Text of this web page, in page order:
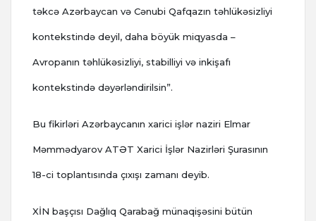
təkcə Azərbaycan və Cənubi Qafqazın təhlükəsizliyi
kontekstində deyil, daha böyük miqyasda –
Avropanın təhlükəsizliyi, stabilliyi və inkişafı
kontekstində dəyərləndirilsin”.
Bu fikirləri Azərbaycanın xarici işlər naziri Elmar
Məmmədyarov ATƏT Xarici İşlər Nazirləri Şurasının
18-ci toplantısında çıxışı zamanı deyib.
XİN başçısı Dağlıq Qarabağ münaqişəsini bütün